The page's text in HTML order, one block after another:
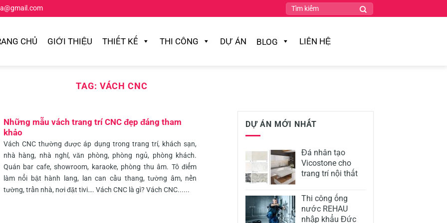
CHỦ GIỚI THIỆU THIẾT KẾ THI CÔNG DỰ ÁN BLOG LIÊN HỆ
TAG: VÁCH CNC
Những mẫu vách trang trí CNC đẹp đáng tham
khảo
Vách CNC thường được áp dụng trong trang trí, khách sạn,
nhà hàng, nhà nghỉ, văn phòng, phòng ngủ, phòng khách.
Quán bar cafe, showroom, karaoke, phòng thu âm. Tô điểm
làm nổi bật hành lang, lan can cầu thang, tường âm, nền
tường, trần nhà, nơi đặt tivi…. Vách CNC là gì? Vách CNC......
DỰ ÁN MỚI NHẤT
Đá nhân tạo
Vicostone cho
trang trí nội thất
Thi công ống
nước REHAU
nhập khẩu Đức